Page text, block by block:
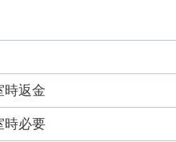
時返金
時必要